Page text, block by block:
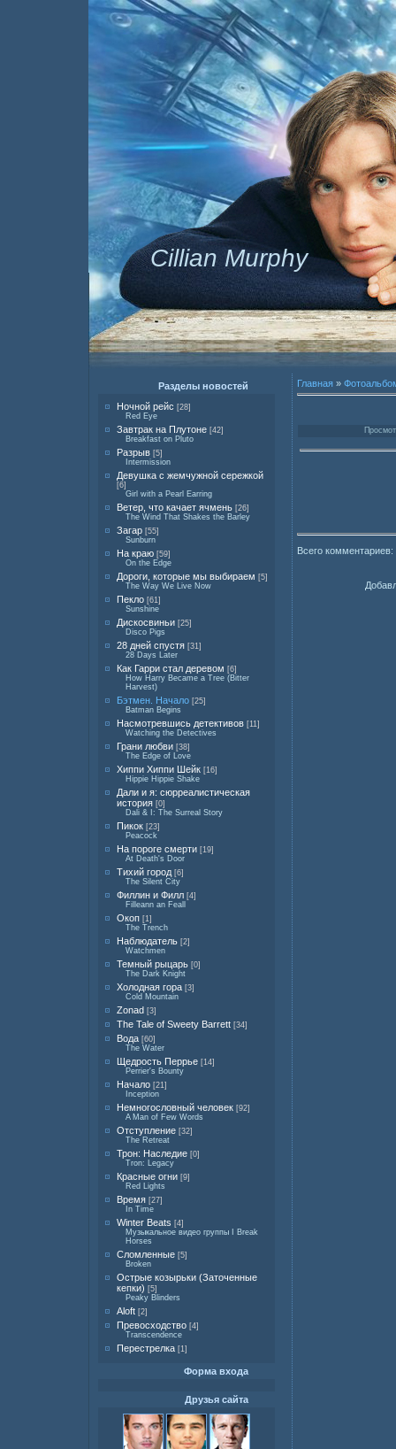
Cillian Murphy
Разделы новостей
Ночной рейс [28]
Red Eye
Завтрак на Плутоне [42]
Breakfast on Pluto
Разрыв [5]
Intermission
Девушка с жемчужной сережкой
[6]
Girl with a Pearl Earring
Ветер, что качает ячмень [26]
The Wind That Shakes the Barley
Загар [55]
Sunburn
На краю [59]
On the Edge
Дороги, которые мы выбираем [5]
The Way We Live Now
Пекло [61]
Sunshine
Дискосвиньи [25]
Disco Pigs
28 дней спустя [31]
28 Days Later
Как Гарри стал деревом [6]
How Harry Became a Tree (Bitter
Harvest)
Бэтмен. Начало [25]
Batman Begins
Насмотревшись детективов [11]
Watching the Detectives
Грани любви [38]
The Edge of Love
Хиппи Хиппи Шейк [16]
Hippie Hippie Shake
Дали и я: сюрреалистическая
история [0]
Dali & I: The Surreal Story
Пикок [23]
Peacock
На пороге смерти [19]
At Death's Door
Тихий город [6]
The Silent City
Филлин и Филл [4]
Filleann an Feall
Окоп [1]
The Trench
Наблюдатель [2]
Watchmen
Темный рыцарь [0]
The Dark Knight
Холодная гора [3]
Cold Mountain
Zonad [3]
The Tale of Sweety Barrett [34]
Вода [60]
The Water
Щедрость Перрье [14]
Perrier's Bounty
Начало [21]
Inception
Немногословный человек [92]
A Man of Few Words
Отступление [32]
The Retreat
Трон: Наследие [0]
Tron: Legacy
Красные огни [9]
Red Lights
Время [27]
In Time
Winter Beats [4]
Музыкальное видео группы I Break
Horses
Сломленные [5]
Broken
Острые козырьки (Заточенные
кепки) [5]
Peaky Blinders
Aloft [2]
Превосходство [4]
Transcendence
Перестрелка [1]
Форма входа
Друзья сайта
Главная »
Всего комментариев: